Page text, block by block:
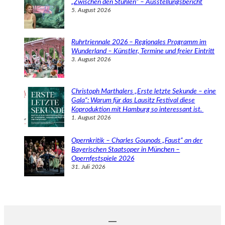
„Zwischen den Stühlen“ – Ausstellungsbericht
5. August 2026
Ruhrtriennale 2026 – Regionales Programm im
Wunderland – Künstler, Termine und freier Eintritt
3. August 2026
Christoph Marthalers „Erste letzte Sekunde – eine
Gala“: Warum für das Lausitz Festival diese
Koproduktion mit Hamburg so interessant ist.
1. August 2026
Opernkritik – Charles Gounods „Faust“ an der
Bayerischen Staatsoper in München –
Opernfestspiele 2026
31. Juli 2026